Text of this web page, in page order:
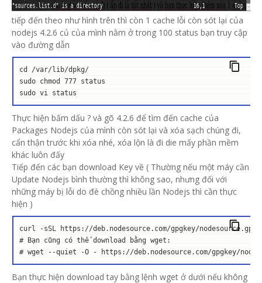
tiếp đến theo như hình trên thì còn 1 cache lỗi còn sót lại của
nodejs 4.2.6 củ của mình nằm ở trong 100 status bạn truy cập
vào đường dẫn
cd /var/lib/dpkg/
sudo chmod 777 status
sudo vi status
Thực hiện bấm dấu ? và gõ 4.2.6 để tìm đến cache của
Packages Nodejs của mình còn sót lại và xóa sạch chúng đi,
cẩn thận trước khi xóa nhé, xóa lộn là đi die mấy phần mềm
khác luôn đấy
Tiếp đến các bạn download Key về ( Thường nếu một máy cần
Update Nodejs bình thường thì không sao, nhưng đối với
những máy bị lỗi do đè chồng nhiều lần Nodejs thì cần thực
hiện )
curl -sSL https://deb.nodesource.com/gpgkey/
# Bạn cũng có thể download bằng wget:
# wget --quiet -O - https://deb.nodesource.com/gpgkey/
Bạn thực hiện download tay bằng lệnh wget ở dưới nếu không